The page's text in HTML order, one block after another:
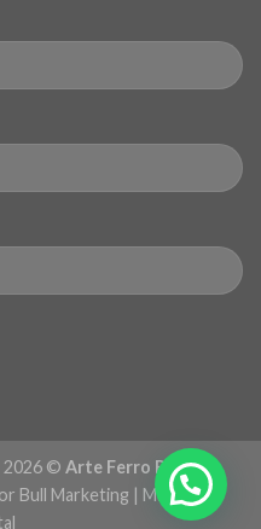
2026 © Arte Ferro Brasil|
Bull Marketing | Marketing